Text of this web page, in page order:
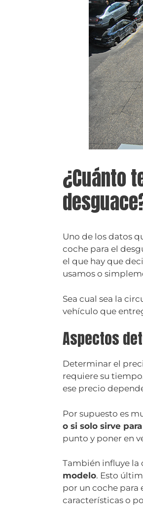
¿Cuánto
Uno de los datos
coche para el
el que hay que
usamos o
Sea cual sea la
vehículo que
Aspectos
Determinar el
requiere su
ese precio
Por supuesto es
o si solo sirve
punto y poner en
También influye la
modelo. Esto
por un coche para
características o